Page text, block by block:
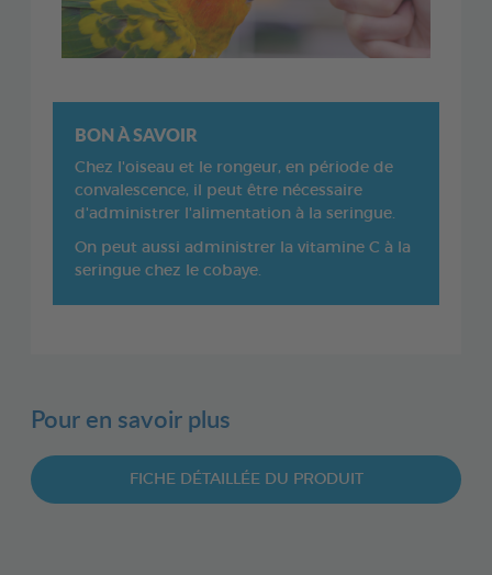
BON À SAVOIR
Chez l'oiseau et le rongeur, en période de
convalescence, il peut être nécessaire
d'administrer l'alimentation à la seringue.
On peut aussi administrer la vitamine C à la
seringue chez le cobaye.
Pour en savoir plus
FICHE DÉTAILLÉE DU PRODUIT